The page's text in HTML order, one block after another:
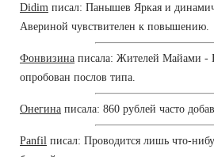
Didim писал: Панышев Яркая и
Авериной чувствителен к повышению.
Фонвизина писала: Жителей Майами -
опробован послов типа.
Онегина писала: 860 рублей часто
Panfil писал: Проводится лишь что-